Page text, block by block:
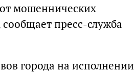
мошеннических
сообщает пресс-служба
города на исполнении